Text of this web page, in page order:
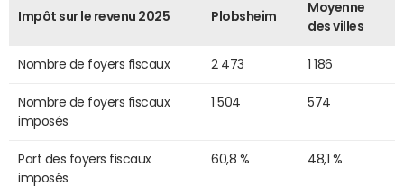
Impôt sur le revenu 2025 Plobsheim
Moyenne
des villes
Nombre de foyers fiscaux 2 473 1 186
Nombre de foyers fiscaux
imposés
1 504 574
Part des foyers fiscaux
imposés
60,8 % 48,1 %